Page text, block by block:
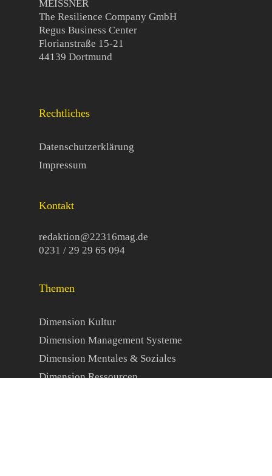
MEISSNER
The Resilience Company GmbH
Regus Business Center
Florianstraße 15-21
44139 Dortmund
Rechtliches
Datenschutzerklärung
Impressum
Kontakt
redaktion@22316mag.de
0231 / 29 29 65 094
Themen
Dimension Kultur
Dimension Management Systeme
Dimension Mentales & Soziales
Dimension Ressourcen